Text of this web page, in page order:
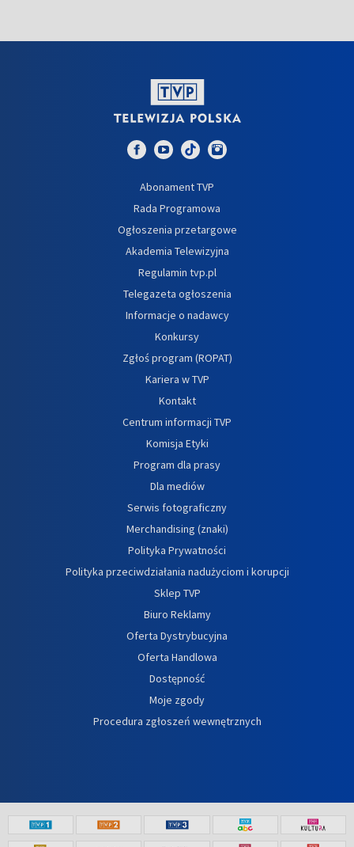
Abonament TVP
Rada Programowa
Ogłoszenia przetargowe
Akademia Telewizyjna
Regulamin tvp.pl
Telegazeta ogłoszenia
Informacje o nadawcy
Konkursy
Zgłoś program (ROPAT)
Kariera w TVP
Kontakt
Centrum informacji TVP
Komisja Etyki
Program dla prasy
Dla mediów
Serwis fotograficzny
Merchandising (znaki)
Polityka Prywatności
Polityka przeciwdziałania nadużyciom i korupcji
Sklep TVP
Biuro Reklamy
Oferta Dystrybucyjna
Oferta Handlowa
Dostępność
Moje zgody
Procedura zgłoszeń wewnętrznych